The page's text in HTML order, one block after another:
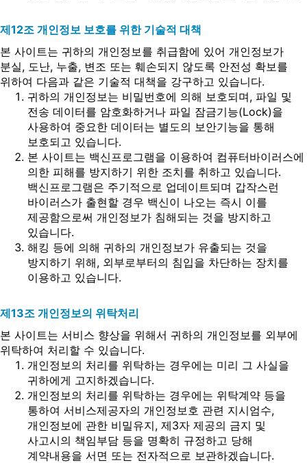
제12조 개인정보 보호를 위한 기술적 대책
본 사이트는 귀하의 개인정보를 취급함에 있어 개인정보가
분실, 도난, 누출, 변조 또는 훼손되지 않도록 안전성 확보를
위하여 다음과 같은 기술적 대책을 강구하고 있습니다.
귀하의 개인정보는 비밀번호에 의해 보호되며, 파일 및
전송 데이터를 암호화하거나 파일 잠금기능(Lock)을
사용하여 중요한 데이터는 별도의 보안기능을 통해
보호되고 있습니다.
본 사이트는 백신프로그램을 이용하여 컴퓨터바이러스에
의한 피해를 방지하기 위한 조치를 취하고 있습니다.
백신프로그램은 주기적으로 업데이트되며 갑작스런
바이러스가 출현할 경우 백신이 나오는 즉시 이를
제공함으로써 개인정보가 침해되는 것을 방지하고
있습니다.
해킹 등에 의해 귀하의 개인정보가 유출되는 것을
방지하기 위해, 외부로부터의 침입을 차단하는 장치를
이용하고 있습니다.
제13조 개인정보의 위탁처리
본 사이트는 서비스 향상을 위해서 귀하의 개인정보를 외부에
위탁하여 처리할 수 있습니다.
개인정보의 처리를 위탁하는 경우에는 미리 그 사실을
귀하에게 고지하겠습니다.
개인정보의 처리를 위탁하는 경우에는 위탁계약 등을
통하여 서비스제공자의 개인정보호 관련 지시엄수,
개인정보에 관한 비밀유지, 제3자 제공의 금지 및
사고시의 책임부담 등을 명확히 규정하고 당해
계약내용을 서면 또는 전자적으로 보관하겠습니다.